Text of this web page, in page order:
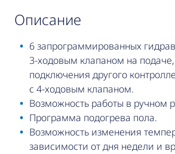
описание
6 запрограммированных
3-ходовым клапаном на
подключения другого
с 4-ходовым клапаном.
Возможность работы в ручном
Программа подогрева пола.
Возможность изменения
зависимости от дня недели и